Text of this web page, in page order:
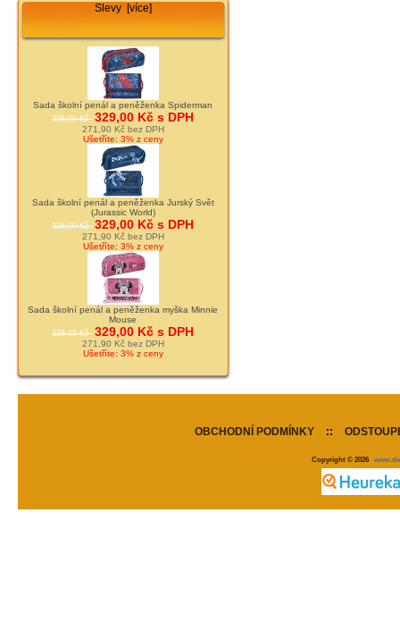
Slevy [více]
Sada školní penál a peněženka Spiderman
338,00 Kč 329,00 Kč s DPH
271,90 Kč bez DPH
Ušetříte: 3% z ceny
Sada školní penál a peněženka Jurský Svět
(Jurassic World)
338,00 Kč 329,00 Kč s DPH
271,90 Kč bez DPH
Ušetříte: 3% z ceny
Sada školní penál a peněženka myška Minnie
Mouse
338,00 Kč 329,00 Kč s DPH
271,90 Kč bez DPH
Ušetříte: 3% z ceny
OBCHODNÍ PODMÍNKY ::
Copyright © 2026